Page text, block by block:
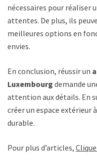
nécessaires pour réaliser
attentes. De plus, ils
meilleures options en
envies.
En conclusion, réussir un
Luxembourg demande
attention aux détails. En
créer un espace extérieur
durable.
Pour plus d’articles,